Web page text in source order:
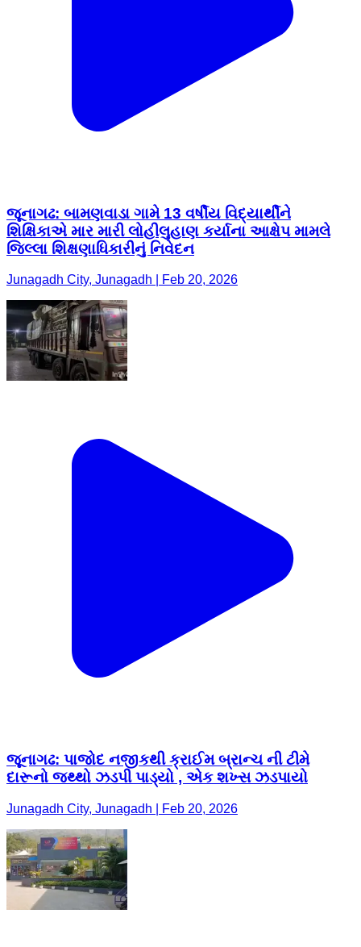
જૂનાગઢ: બામણવાડા ગામે 13 વર્ષીય વિદ્યાર્થીને
શિક્ષિકાએ માર મારી લોહીલુહાણ કર્યાના આક્ષેપ મામલે
જિલ્લા શિક્ષણાધિકારીનું નિવેદન
Junagadh City, Junagadh | Feb 20, 2026
જૂનાગઢ: પાજોદ નજીકથી ક્રાઈમ બ્રાન્ચ ની ટીમે
દારૂનો જથ્થો ઝડપી પાડ્યો , એક શખ્સ ઝડપાયો
Junagadh City, Junagadh | Feb 20, 2026